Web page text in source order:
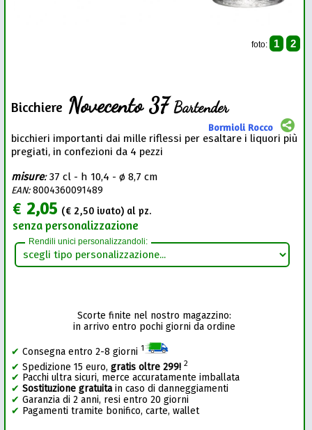
foto: 1 2
Bicchiere Novecento 37Bartender
Bormioli Rocco
bicchieri importanti dai mille riflessi per esaltare i liquori più
pregiati, in confezioni da 4 pezzi
misure:37 cl - h 10,4 - ø 8,7 cm
EAN:8004360091489
€ 2,05 (€ 2,50 ivato) al pz.
senza personalizzazione
Rendili unici personalizzandoli:
Scorte finite nel nostro magazzino:
in arrivo entro pochi giorni da ordine
✔ Consegna entro 2-8 giorni 1
✔ Spedizione 15 euro,gratis oltre 299! 2
✔ Pacchi ultra sicuri, merce accuratamente imballata
✔ Sostituzione gratuitain caso di danneggiamenti
✔ Garanzia di 2 anni, resi entro 20 giorni
✔ Pagamenti tramite bonifico, carte, wallet